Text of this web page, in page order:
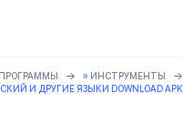
ПРОГРАММЫ » ИНСТРУМЕНТЫ
И ДРУГИЕ ЯЗЫКИ DOWNLOAD APK